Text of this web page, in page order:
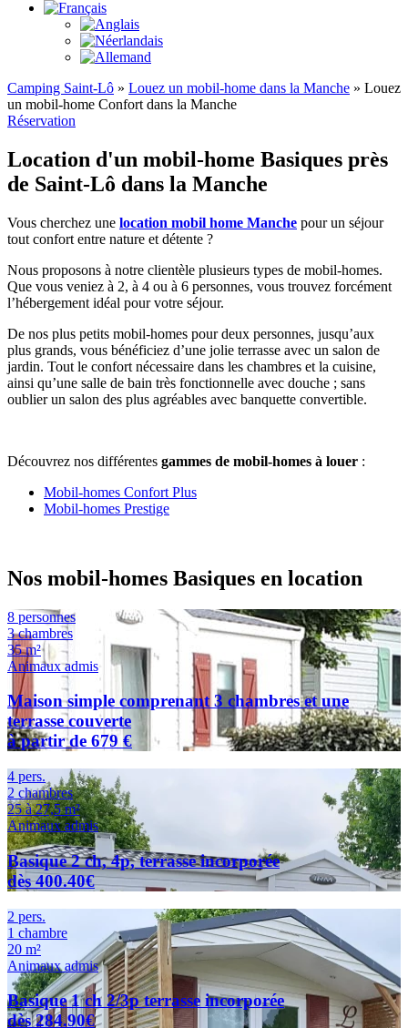
Camping Saint-Lô » Louez un mobil-home dans la Manche » Louez
un mobil-home Confort dans la Manche
Réservation
Location d'un mobil-home Basiques près
de Saint-Lô dans la Manche
Vous cherchez une location mobil home Manche pour un séjour
tout confort entre nature et détente ?
Nous proposons à notre clientèle plusieurs types de mobil-homes.
Que vous veniez à 2, à 4 ou à 6 personnes, vous trouvez forcément
l’hébergement idéal pour votre séjour.
De nos plus petits mobil-homes pour deux personnes, jusqu’aux
plus grands, vous bénéficiez d’une jolie terrasse avec un salon de
jardin. Tout le confort nécessaire dans les chambres et la cuisine,
ainsi qu’une salle de bain très fonctionnelle avec douche ; sans
oublier un salon des plus agréables avec banquette convertible.
Découvrez nos différentes gammes de mobil-homes à louer :
Mobil-homes Confort Plus
Mobil-homes Prestige
Nos mobil-homes Basiques en location
8 personnes
3 chambres
35 m²
Animaux admis
Maison simple comprenant 3 chambres et une
terrasse couverte
à partir de 679 €
4 pers.
2 chambres
25 à 27,5 m²
Animaux admis
Basique 2 ch, 4p, terrasse incorporée
dès 400.40€
2 pers.
1 chambre
20 m²
Animaux admis
Basique 1 ch 2/3p terrasse incorporée
dès 284.90€